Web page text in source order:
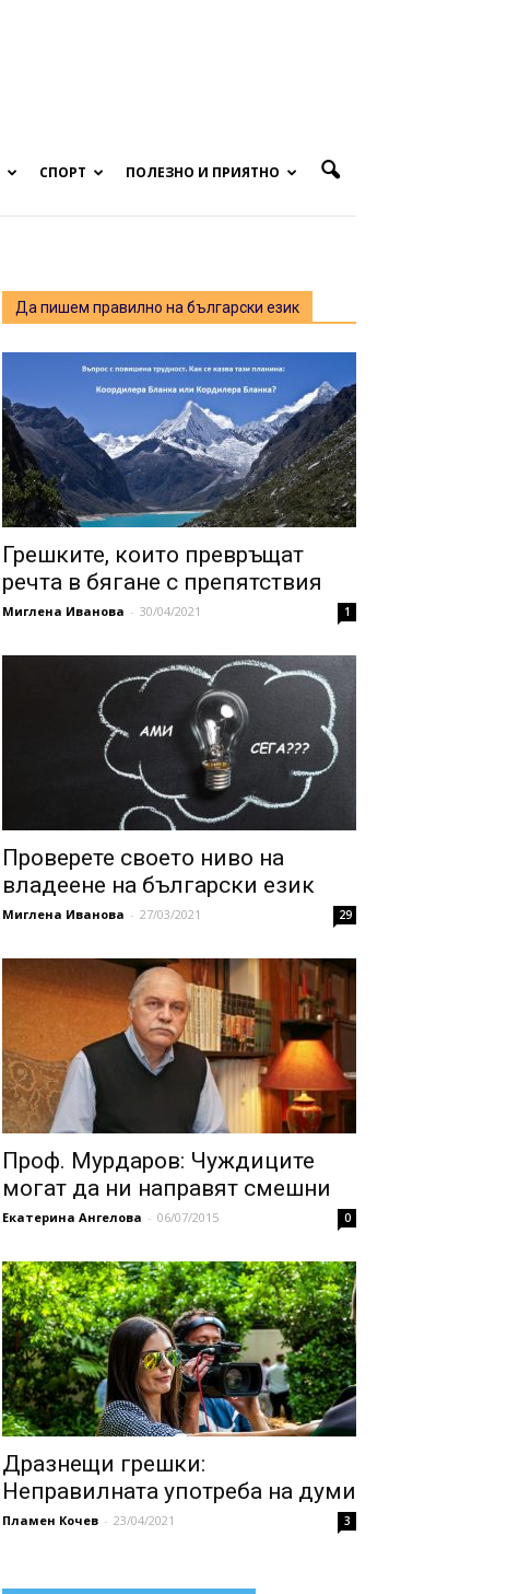
СПОРТ ПОЛЕЗНО И ПРИЯТНО
Да пишем правилно на български език
Грешките, които превръщат
речта в бягане с препятствия
Миглена Иванова - 30/04/2021 1
Проверете своето ниво на
владеене на български език
Миглена Иванова - 27/03/2021 29
Проф. Мурдаров: Чуждиците
могат да ни направят смешни
Екатерина Ангелова - 06/07/2015 0
Дразнещи грешки:
Неправилната употреба на думи
Пламен Кочев - 23/04/2021 3